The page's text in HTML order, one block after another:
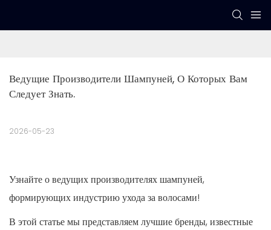
Ведущие Производители Шампуней, О Которых Вам
Следует Знать.
2026-05-23
Узнайте о ведущих производителях шампуней,
формирующих индустрию ухода за волосами!
В этой статье мы представляем лучшие бренды, известные